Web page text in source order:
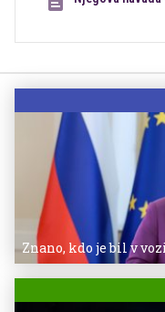
Znano, kdo je bil v